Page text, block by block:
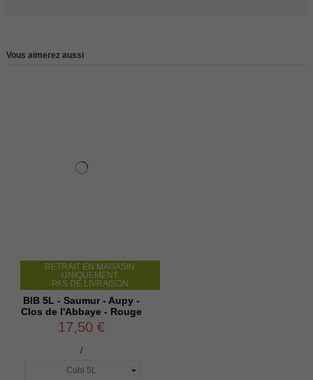
Vous aimerez aussi
RETRAIT EN MAGASIN
UNIQUEMENT
PAS DE LIVRAISON
BIB 5L - Saumur - Aupy -
Clos de l'Abbaye - Rouge
17,50 €
/